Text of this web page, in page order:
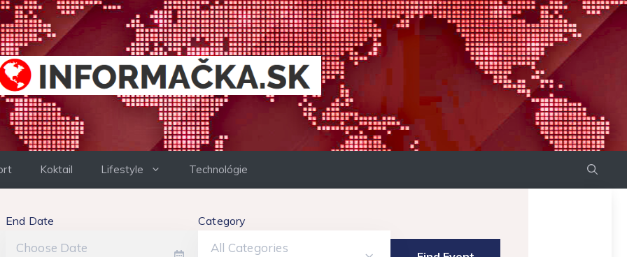
Koktail Lifestyle Technológie
End Date Category
All Categories